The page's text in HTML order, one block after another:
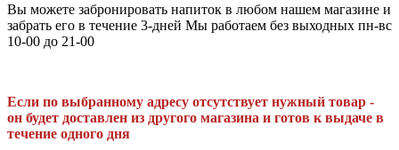
Вы можете забронировать напиток в любом нашем магазине и
забрать его в течение 3-дней Мы работаем без выходных пн-вс
10-00 до 21-00
Если по выбранному адресу отсутствует нужный товар -
он будет доставлен из другого магазина и готов к выдаче в
течение одного дня